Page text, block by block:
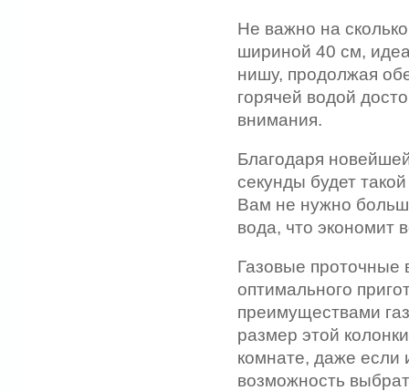
Не важно на
шириной 40 см,
нишу, продолжая
горячей водой
внимания.
Благодаря
секунды будет
Вам не нужно
вода, что экономит
Газовые проточные
оптимального
преимуществами
размер этой
комнате, даже если
возможность